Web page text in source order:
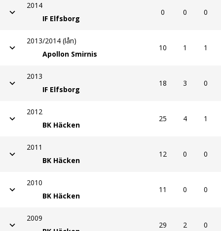
2014
IF Elfsborg
0 0 0
2013/2014 (lån)
Apollon Smirnis
10 1 1
2013
IF Elfsborg
18 3 0
2012
BK Häcken
25 4 1
2011
BK Häcken
12 0 0
2010
BK Häcken
11 0 0
2009
29 2 0